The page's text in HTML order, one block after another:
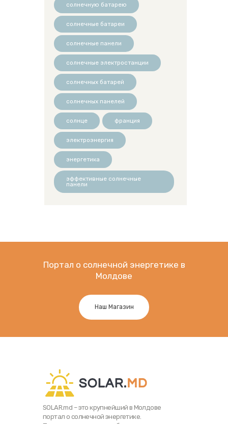
солнечную батарею
солнечные батареи
солнечные панели
солнечные электростанции
солнечных батарей
солнечных панелей
солнце франция
электроэнергия
энергетика
эффективные солнечные
панели
Портал о солнечной энергетике в
Молдове
Наш Магазин
SOLAR.md – это крупнейший в Молдове
портал о солнечной энергетике.